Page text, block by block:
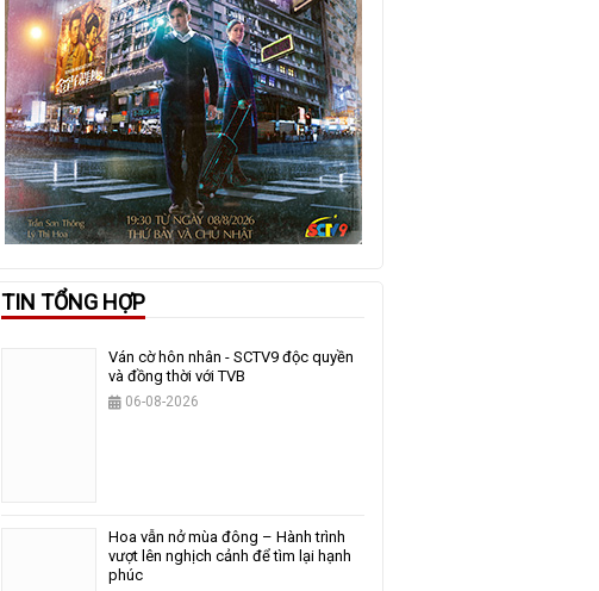
TIN TỔNG HỢP
Ván cờ hôn nhân - SCTV9 độc quyền
và đồng thời với TVB
06-08-2026
Hoa vẫn nở mùa đông – Hành trình
vượt lên nghịch cảnh để tìm lại hạnh
phúc